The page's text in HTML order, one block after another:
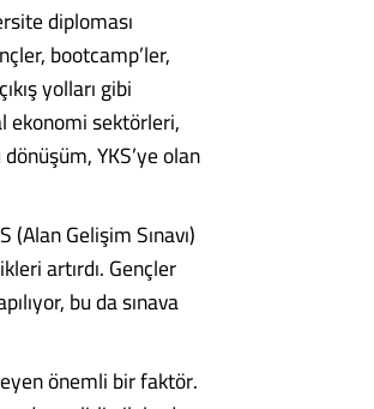
diploması
bootcamp’ler,
yolları gibi
ekonomi sektörleri,
YKS’ye olan
Gelişim Sınavı)
artırdı. Gençler
bu da sınava
önemli bir faktör.